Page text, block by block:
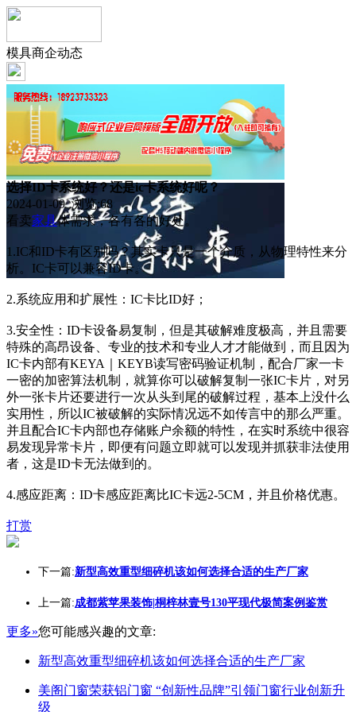
模具商企动态
选择ID卡系统好？还是ic卡系统好呢？
2024-01-09 浏览:68
看卖家具体需求，各有各的好处。
1.IC和ID卡有区别吗？其实卡只是一个介质，从物理特性来分
析。IC卡可以兼容ID卡。
2.系统应用和扩展性：IC卡比ID好；
3.安全性：ID卡设备易复制，但是其破解难度极高，并且需要
特殊的高昂设备、专业的技术和专业人才才能做到，而且因为
IC卡内部有KEYA｜KEYB读写密码验证机制，配合厂家一卡
一密的加密算法机制，就算你可以破解复制一张IC卡片，对另
外一张卡片还要进行一次从头到尾的破解过程，基本上没什么
实用性，所以IC被破解的实际情况远不如传言中的那么严重。
并且配合IC卡内部也存储账户余额的特性，在实时系统中很容
易发现异常卡片，即便有问题立即就可以发现并抓获非法使用
者，这是ID卡无法做到的。
4.感应距离：ID卡感应距离比IC卡远2-5CM，并且价格优惠。
打赏
下一篇:新型高效重型细碎机该如何选择合适的生产厂家
上一篇:成都紫苹果装饰|桐梓林壹号130平现代极简案例鉴赏
更多»您可能感兴趣的文章:
新型高效重型细碎机该如何选择合适的生产厂家
美阁门窗荣获铝门窗 “创新性品牌”引领门窗行业创新升
级